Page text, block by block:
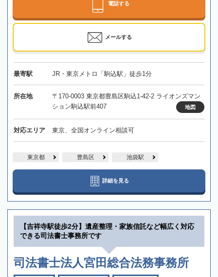
電話する
メールする
最寄駅 JR・東京メトロ「駒込駅」徒歩1分
所在地
〒170-0003 東京都豊島区駒込1-42-2 ライオンズマン
ション駒込駅前407
地図
対応エリア 東京、全国オンライン相談可
東京都 豊島区 池袋駅
詳細を見る
【吉祥寺駅徒歩2分】遺産整理・家族信託など幅広く対応
できる司法書士事務所です
司法書士法人宮田総合法務事務所